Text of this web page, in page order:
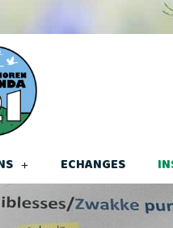
ECHANGES